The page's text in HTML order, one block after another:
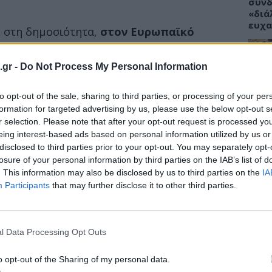
- Do Not Process My Personal Information
opt-out of the sale, sharing to third parties, or processing of your
for targeted advertising by us, please use the below opt-out
selection. Please note that after your opt-out request is processed
interest-based ads based on personal information utilized by us
to third parties prior to your opt-out. You may separately
of your personal information by third parties on the IAB’s list of
This information may also be disclosed by us to third parties on the
Participants that may further disclose it to other third parties.
Data Processing Opt Outs
opt-out of the Sharing of my personal data.
δημοσιότητα, στον Ευρωπαϊκό
(συνολικώς 31 χώρες) καταγράφηκαν:
σοβαρή μορφή πνευμονίας. Προκαλείται
(λεγεωνέλλα ή λεγιονέλλα ).Όπως
Δημόσιας Υγείας (ΕΟΔΥ), η λεγεωνέλλα:
Το